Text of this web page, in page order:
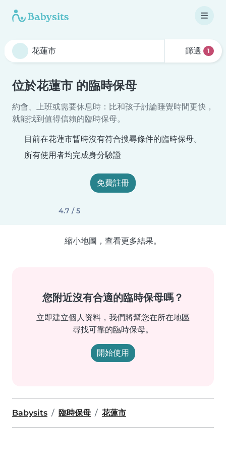
篩選 1
位於花蓮市 的臨時保母
約會、上班或需要休息時：比和孩子討論睡覺時間更快，
就能找到值得信賴的臨時保母。
目前在花蓮市暫時沒有符合搜尋條件的臨時保母。
所有使用者均完成身分驗證
免費註冊
4.7 / 5
縮小地圖，查看更多結果。
您附近沒有合適的臨時保母嗎？
立即建立個人资料，我們將幫您在所在地區
尋找可靠的臨時保母。
開始使用
Babysits 臨時保母 花蓮市